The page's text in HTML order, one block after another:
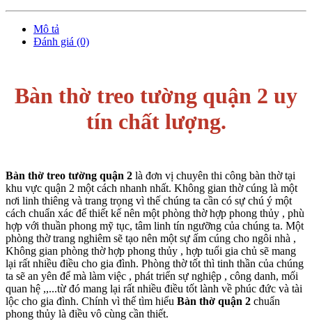
Mô tả
Đánh giá (0)
Bàn thờ treo tường quận 2 uy
tín chất lượng.
Bàn thờ treo tường quận 2 là đơn vị chuyên thi công bàn thờ tại
khu vực quận 2 một cách nhanh nhất. Không gian thờ cúng là một
nơi linh thiêng và trang trọng vì thế chúng ta cần có sự chú ý một
cách chuẩn xác để thiết kế nên một phòng thờ hợp phong thủy , phù
hợp với thuần phong mỹ tục, tâm linh tín ngưỡng của chúng ta. Một
phòng thờ trang nghiêm sẽ tạo nên một sự ấm cúng cho ngôi nhà ,
Không gian phòng thờ hợp phong thủy , hợp tuổi gia chủ sẽ mang
lại rất nhiều điều cho gia đình. Phòng thờ tốt thì tinh thần của chúng
ta sẽ an yên để mà làm việc , phát triển sự nghiệp , công danh, mối
quan hệ ,,...từ đó mang lại rất nhiều điều tốt lành về phúc đức và tài
lộc cho gia đình. Chính vì thế tìm hiểu Bàn thờ quận 2 chuẩn
phong thủy là điều vô cùng cần thiết.